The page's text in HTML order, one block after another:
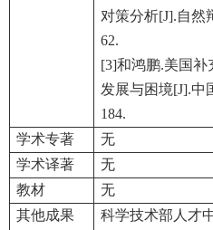
对策分析[J].自然
62.
[3]和鸿鹏.美国补
发展与困境[J].中
184.
学术专著
无
学术译著
无
教材
无
其他成果
科学技术部人才